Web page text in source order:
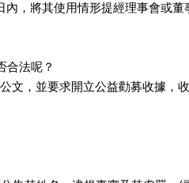
，將其使用情形提經理事會或
合法呢？
文，並要求開立公益勸募收據